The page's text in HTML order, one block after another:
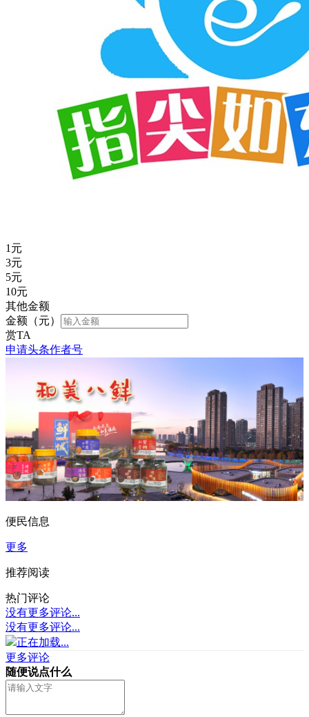
1 元
3元
5元
10元
其他金额
金额（元）
赏TA
申请头条作者号
便民信息
更多
推荐阅读
热门评论
没有更多评论...
没有更多评论...
正在加载...
更多评论
随便说点什么